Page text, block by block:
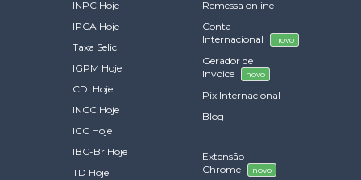
INPC Hoje
IPCA Hoje
Taxa Selic
IGPM Hoje
CDI Hoje
INCC Hoje
ICC Hoje
IBC-Br Hoje
TD Hoje
Remessa online
Conta
Internacional
novo
Gerador de
Invoice
novo
Pix Internacional
Blog
Extensão
Chrome
novo